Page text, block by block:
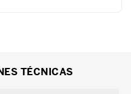
TÉCNICAS